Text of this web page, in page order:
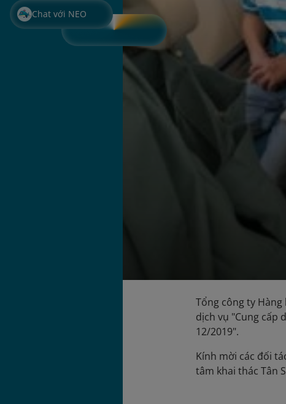
Chat với NEO
Tổng công ty
dịch vụ "Cung cấp
12/2019".
Kính mời các đối
tâm khai thác Tân